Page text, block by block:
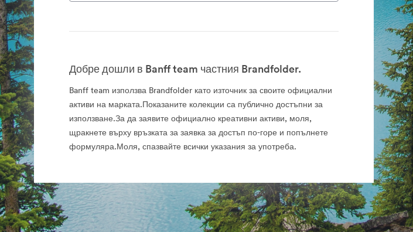
Добре дошли в Banff team частния Brandfolder.
Banff team използва Brandfolder като източник за своите официални
активи на марката.Показаните колекции са публично достъпни за
използване.За да заявите официално креативни активи, моля,
щракнете върху връзката за заявка за достъп по-горе и попълнете
формуляра.Моля, спазвайте всички указания за употреба.